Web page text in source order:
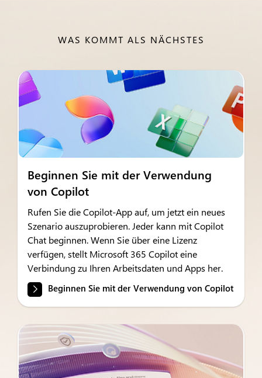
WAS KOMMT ALS NÄCHSTES
Beginnen Sie mit der Verwendung
von Copilot
Rufen Sie die Copilot-App auf, um jetzt ein neues
Szenario auszuprobieren. Jeder kann mit Copilot
Chat beginnen. Wenn Sie über eine Lizenz
verfügen, stellt Microsoft 365 Copilot eine
Verbindung zu Ihren Arbeitsdaten und Apps her.
Beginnen Sie mit der Verwendung von Copilot